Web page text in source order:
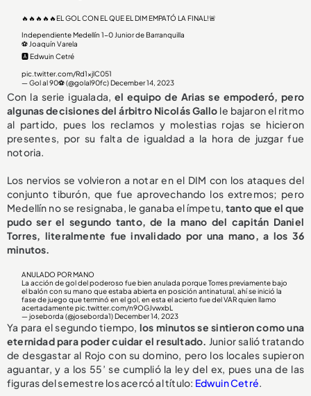
🔥🔥🔥🔥🔥EL GOL CON EL QUE EL DIM EMPATÓ LA FINAL!🚨
Independiente Medellín 1-0 Junior de Barranquilla
⚽ Joaquín Varela
🅰️ Edwuin Cetré
pic.twitter.com/Rd1xjlC051
— Gol al 90⚽️ (@golal90fc)December 14, 2023
Con la serie igualada,el equipo de Arias se empoderó, pero
algunas decisiones del árbitro Nicolás Gallo le bajaron el ritmo
al partido, pues los reclamos y molestias rojas se hicieron
presentes, por su falta de igualdad a la hora de juzgar fue
notoria.
Los nervios se volvieron a notar en el DIM con los ataques del
conjunto tiburón, que fue aprovechando los extremos; pero
Medellín no se resignaba, le ganaba el ímpetu, tanto que el que
pudo ser el segundo tanto, de la mano del capitán Daniel
Torres, literalmente fue invalidado por una mano, a los 36
minutos.
ANULADO POR MANO
La acción de gol del poderoso fue bien anulada porque Torres previamente bajo
el balón con su mano que estaba abierta en posición antinatural, ahí se inició la
fase de juego que terminó en el gol, en esta el acierto fue del VAR quien llamo
acertadamentepic.twitter.com/n9OGJvwxbL
— joseborda (@joseborda1)December 14, 2023
Ya para el segundo tiempo, los minutos se sintieron como una
eternidad para poder cuidar el resultado.
Junior salió tratando
de desgastar al Rojo con su domino, pero los locales supieron
aguantar, y a los 55’ se cumplió la ley del ex, pues una de las
figuras del semestre los acercó al título: Edwuin Cetré